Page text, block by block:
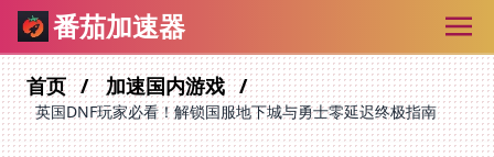
番茄加速器
首页 加速国内游戏
英国DNF玩家必看！解锁国服地下城与勇士零延迟终极指南